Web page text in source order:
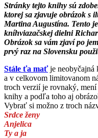
Stránky tejto knihy sú
ktorej sa zjavuje obrázok s
Martina Augustína. Tento
kníhviazačskej dielni
Obrázok sa vám zjaví po
prvý raz na Slovensku
Stále ťa maťje neobyčajná
a v celkovom limitovanom
troch verzií je rovnaký,
knihy a podľa toho aj
Vybrať si možno z troch
Srdce ženy
Anjelica
Ty a ja